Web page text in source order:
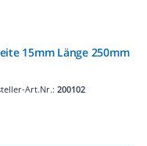
15mm Länge 250mm
Art.Nr.: 200102